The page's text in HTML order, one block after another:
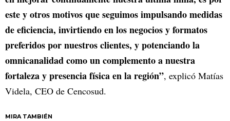
este y otros motivos que seguimos impulsando medidas
de eficiencia, invirtiendo en los negocios y formatos
preferidos por nuestros clientes, y potenciando la
omnicanalidad como un complemento a nuestra
fortaleza y presencia física en la región”, explicó Matías
Videla, CEO de Cencosud.
MIRA TAMBIÉN